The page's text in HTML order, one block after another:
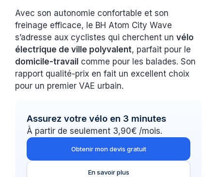
Avec son autonomie confortable et son
freinage efficace, le BH Atom City Wave
s’adresse aux cyclistes qui cherchent unvélo
électrique de ville polyvalent, parfait pour le
domicile-travail comme pour les balades. Son
rapport qualité-prix en fait un excellent choix
pour un premier VAE urbain.
Assurez votre vélo en 3 minutes
À partir de seulement 3,90€ /mois.
Obtenir mon devis gratuit
En savoir plus